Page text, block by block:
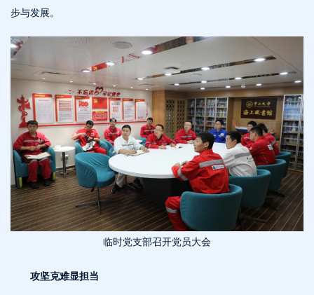
步与发展。
临时党支部召开党员大会
攻坚克难显担当